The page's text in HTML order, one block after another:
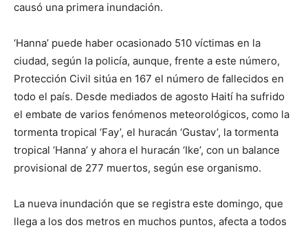
causó una primera inundación.
‘Hanna’ puede haber ocasionado 510 víctimas en la
ciudad, según la policía, aunque, frente a este número,
Protección Civil sitúa en 167 el número de fallecidos en
todo el país. Desde mediados de agosto Haití ha sufrido
el embate de varios fenómenos meteorológicos, como la
tormenta tropical ‘Fay’, el huracán ‘Gustav’, la tormenta
tropical ‘Hanna’ y ahora el huracán ‘Ike’, con un balance
provisional de 277 muertos, según ese organismo.
La nueva inundación que se registra este domingo, que
llega a los dos metros en muchos puntos, afecta a todos